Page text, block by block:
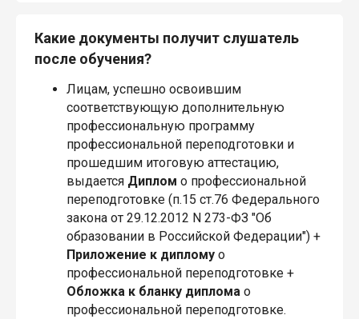
Какие документы получит слушатель
после обучения?
Лицам, успешно освоившим
соответствующую дополнительную
профессиональную программу
профессиональной переподготовки и
прошедшим итоговую аттестацию,
выдается Диплом о профессиональной
переподготовке (п.15 ст.76 Федерального
закона от 29.12.2012 N 273-ФЗ "Об
образовании в Российской Федерации") +
Приложение к диплому о
профессиональной переподготовке +
Обложка к бланку диплома о
профессиональной переподготовке.